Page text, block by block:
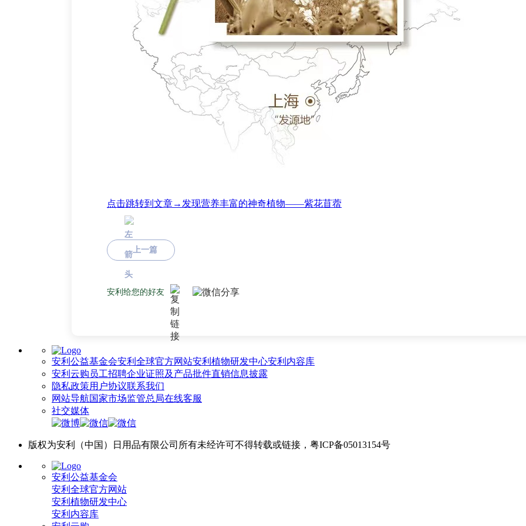
点击跳转到文章→发现营养丰富的神奇植物——紫花苜蓿
上一篇
安利给您的好友
安利公益基金会安利全球官方网站安利植物研发中心安利内容库
安利云购 员工招聘企业证照及产品批件直销信息披露
隐私政策用户协议联系我们
网站导航国家市场监管总局在线客服
社交媒体
版权为安利（中国）日用品有限公司所有未经许可不得转载或链接，粤ICP备05013154号
安利公益基金会
安利全球官方网站
安利植物研发中心
安利内容库